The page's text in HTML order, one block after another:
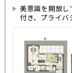
美意識を開放
付き、プライバ